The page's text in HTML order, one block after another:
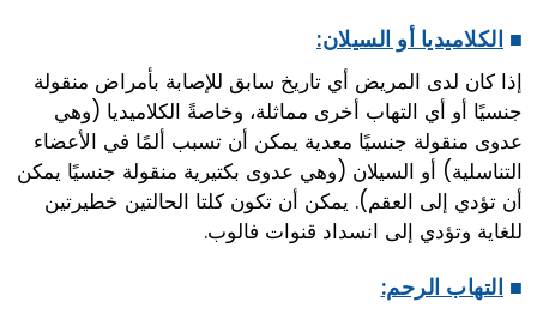
■ الكلاميديا ​​أو السيلان:
إذا كان لدى المريض أي تاريخ سابق للإصابة بأمراض منقولة
جنسيًا أو أي التهاب أخرى مماثلة، وخاصةً الكلاميديا ​​(وهي
عدوى منقولة جنسيًا معدية يمكن أن تسبب ألمًا في الأعضاء
التناسلية) أو السيلان (وهي عدوى بكتيرية منقولة جنسيًا يمكن
أن تؤدي إلى العقم). يمكن أن تكون كلتا الحالتين خطيرتين
للغاية وتؤدي إلى انسداد قنوات فالوب.
■ التهاب الرحم: